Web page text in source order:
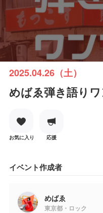
2025.04.26（土）
めばゑ弾き語り
お気に入り 応援
イベント作成者
めばゑ
東京都・ロック